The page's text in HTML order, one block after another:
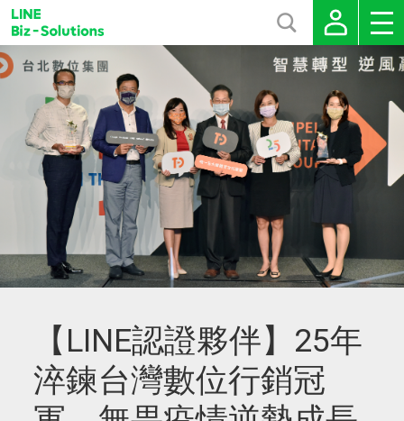
【LINE認證夥伴】25年
淬鍊台灣數位行銷冠